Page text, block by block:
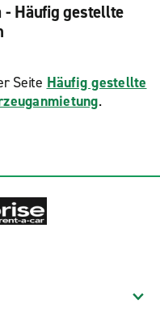
Häufig gestellte
Seite Häufig gestellte
.